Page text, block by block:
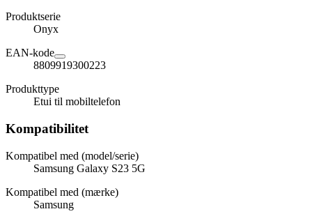
Produktserie
Onyx
EAN-kode
8809919300223
Produkttype
Etui til mobiltelefon
Kompatibilitet
Kompatibel med (model/serie)
Samsung Galaxy S23 5G
Kompatibel med (mærke)
Samsung